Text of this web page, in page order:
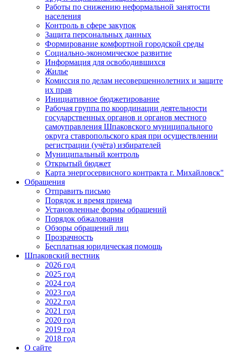
Работы по снижению неформальной занятости
населения
Контроль в сфере закупок
Защита персональных данных
Формирование комфортной городской среды
Социально-экономическое развитие
Информация для освободившихся
Жилье
Комиссия по делам несовершеннолетних и защите
их прав
Инициативное бюджетирование
Рабочая группа по координации деятельности
государственных органов и органов местного
самоуправления Шпаковского муниципального
округа ставропольского края при осуществлении
регистрации (учёта) избирателей
Муниципальный контроль
Открытый бюджет
Карта энергосервисного контракта г. Михайловск"
Обращения
Отправить письмо
Порядок и время приема
Установленные формы обращений
Порядок обжалования
Обзоры обращений лиц
Прозрачность
Бесплатная юридическая помощь
Шпаковский вестник
2026 год
2025 год
2024 год
2023 год
2022 год
2021 год
2020 год
2019 год
2018 год
О сайте